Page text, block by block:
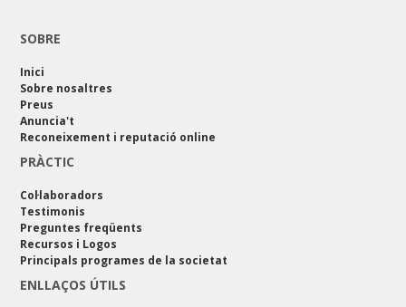
SOBRE
Inici
Sobre nosaltres
Preus
Anuncia't
Reconeixement i reputació online
PRÀCTIC
Col·laboradors
Testimonis
Preguntes freqüents
Recursos i Logos
Principals programes de la societat
ENLLAÇOS ÚTILS